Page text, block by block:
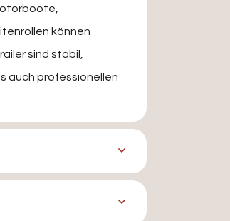
können
sind stabil,
auch professionellen